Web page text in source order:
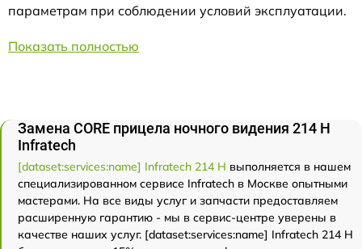
параметрам при соблюдении условий эксплуатации.
Показать полностью
Замена CORE прицела ночного видения 214 Н
Infratech
[dataset:services:name] Infratech 214 Н выполняется в нашем
специализированном сервисе Infratech в Москве опытными
мастерами. На все виды услуг и запчасти предоставляем
расширенную гарантию - мы в сервис-центре уверены в
качестве наших услуг. [dataset:services:name] Infratech 214 Н